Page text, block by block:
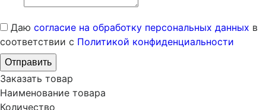
Даю согласие на обработку персональных данных в
соответствии с Политикой конфиденциальности
Заказать товар
Наименование товара
Количество